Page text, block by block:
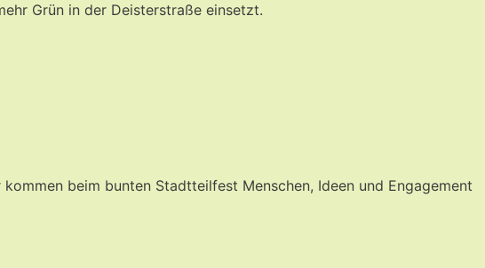
Grün in der Deisterstraße einsetzt.
beim bunten Stadtteilfest Menschen, Ideen und Engagement